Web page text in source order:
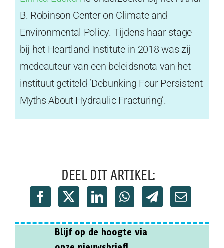
B. Robinson Center on Climate and
Environmental Policy. Tijdens haar stage
bij het Heartland Institute in 2018 was zij
medeauteur van een beleidsnota van het
instituut getiteld ‘Debunking Four Persistent
Myths About Hydraulic Fracturing’.
DEEL DIT ARTIKEL: